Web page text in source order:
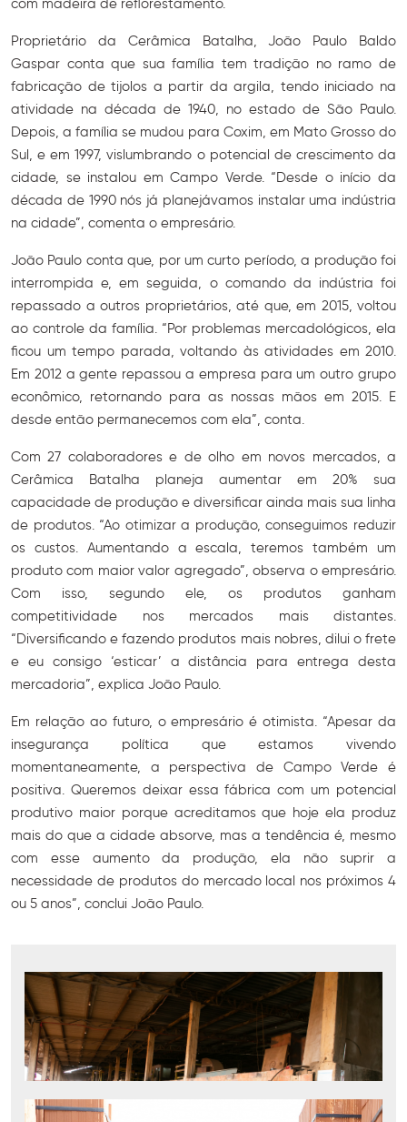
Proprietário da Cerâmica Batalha, João Paulo Baldo
Gaspar conta que sua família tem tradição no ramo de
fabricação de tijolos a partir da argila, tendo iniciado na
atividade na década de 1940, no estado de São Paulo.
Depois, a família se mudou para Coxim, em Mato Grosso do
Sul, e em 1997, vislumbrando o potencial de crescimento da
cidade, se instalou em Campo Verde. “Desde o início da
década de 1990 nós já planejávamos instalar uma indústria
na cidade”, comenta o empresário.
João Paulo conta que, por um curto período, a produção foi
interrompida e, em seguida, o comando da indústria foi
repassado a outros proprietários, até que, em 2015, voltou
ao controle da família. “Por problemas mercadológicos, ela
ficou um tempo parada, voltando às atividades em 2010.
Em 2012 a gente repassou a empresa para um outro grupo
econômico, retornando para as nossas mãos em 2015. E
desde então permanecemos com ela”, conta.
Com 27 colaboradores e de olho em novos mercados, a
Cerâmica Batalha planeja aumentar em 20% sua
capacidade de produção e diversificar ainda mais sua linha
de produtos. “Ao otimizar a produção, conseguimos reduzir
os custos. Aumentando a escala, teremos também um
produto com maior valor agregado”, observa o empresário.
Com isso, segundo ele, os produtos ganham
competitividade nos mercados mais distantes.
“Diversificando e fazendo produtos mais nobres, dilui o frete
e eu consigo ‘esticar’ a distância para entrega desta
mercadoria”, explica João Paulo.
Em relação ao futuro, o empresário é otimista. “Apesar da
insegurança política que estamos vivendo
momentaneamente, a perspectiva de Campo Verde é
positiva. Queremos deixar essa fábrica com um potencial
produtivo maior porque acreditamos que hoje ela produz
mais do que a cidade absorve, mas a tendência é, mesmo
com esse aumento da produção, ela não suprir a
necessidade de produtos do mercado local nos próximos 4
ou 5 anos”, conclui João Paulo.